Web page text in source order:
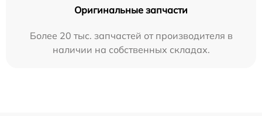
Оригинальные запчасти
Более 20 тыс. запчастей от производителя в
наличии на собственных складах.